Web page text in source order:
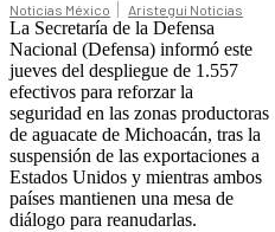
Noticias México Aristegui Noticias
La Secretaría de la Defensa
Nacional (Defensa) informó este
jueves del despliegue de 1.557
efectivos para reforzar la
seguridad en las zonas productoras
de aguacate de Michoacán, tras la
suspensión de las exportaciones a
Estados Unidos y mientras ambos
países mantienen una mesa de
diálogo para reanudarlas.